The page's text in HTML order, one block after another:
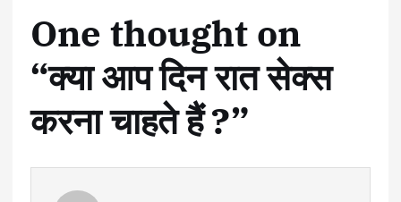
One thought on
“क्या आप दिन रात सेक्स
करना चाहते हैं ?”